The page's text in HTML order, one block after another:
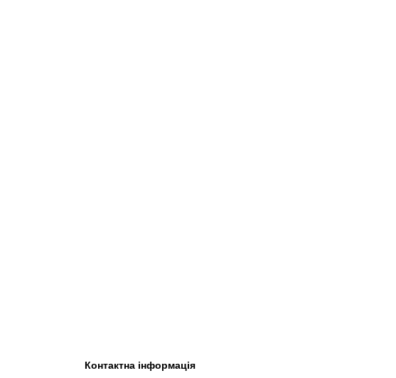
Контактна інформація